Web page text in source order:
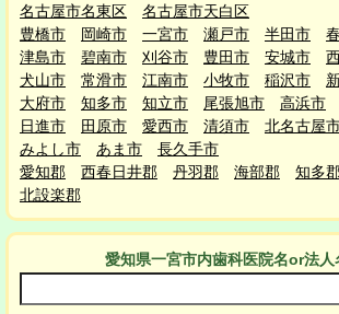
名古屋市名東区
名古屋市天白区
豊橋市
岡崎市 一宮市 瀬戸市 半田市
津島市
碧南市 刈谷市 豊田市 安城市
犬山市
常滑市 江南市 小牧市 稲沢市
大府市
知多市 知立市 尾張旭市 高浜市
日進市
田原市 愛西市 清須市 北名古屋
みよし市
あま市
長久手市
愛知郡
西春日井郡 丹羽郡 海部郡 知多
北設楽郡
愛知県一宮市内歯科医院名or法人